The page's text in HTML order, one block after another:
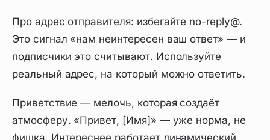
Про адрес отправителя: избегайте no-reply@.
Это сигнал «нам неинтересен ваш ответ» — и
подписчики это считывают. Используйте
реальный адрес, на который можно ответить.
Приветствие — мелочь, которая создаёт
атмосферу. «Привет, [Имя]» — уже норма, не